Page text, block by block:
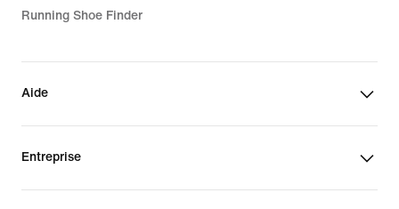
Running Shoe Finder
Aide
Entreprise